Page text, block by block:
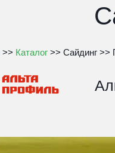
>> Каталог >> Сайдинг >>